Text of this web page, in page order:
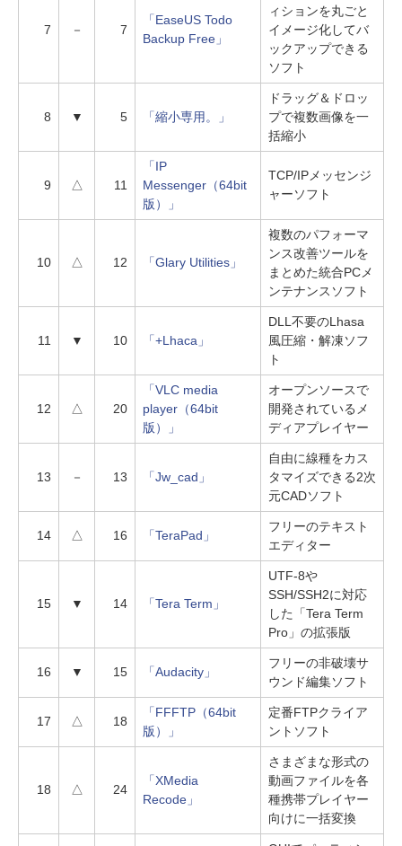
7 － 7
「EaseUS Todo
Backup Free」
ィションを丸ごと
イメージ化してバ
ックアップできる
ソフト
8 ▼ 5 「縮小専用。」
ドラッグ＆ドロッ
プで複数画像を一
括縮小
9 △ 11
「IP
Messenger（64bit
版）」
TCP/IPメッセンジ
ャーソフト
10 △ 12 「Glary Utilities」
複数のパフォーマ
ンス改善ツールを
まとめた統合PCメ
ンテナンスソフト
11 ▼ 10 「+Lhaca」
DLL不要のLhasa
風圧縮・解凍ソフ
ト
12 △ 20
「VLC media
player（64bit
版）」
オープンソースで
開発されているメ
ディアプレイヤー
13 － 13 「Jw_cad」
自由に線種をカス
タマイズできる2次
元CADソフト
14 △ 16 「TeraPad」
フリーのテキスト
エディター
15 ▼ 14 「Tera Term」
UTF-8や
SSH/SSH2に対応
した「Tera Term
Pro」の拡張版
16 ▼ 15 「Audacity」
フリーの非破壊サ
ウンド編集ソフト
17 △ 18
「FFFTP（64bit
版）」
定番FTPクライア
ントソフト
18 △ 24
「XMedia
Recode」
さまざまな形式の
動画ファイルを各
種携帯プレイヤー
向けに一括変換